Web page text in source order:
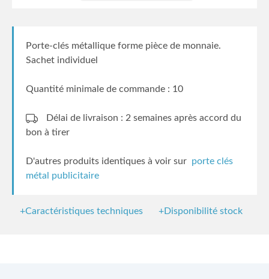
Porte-clés métallique forme pièce de monnaie.
Sachet individuel
Quantité minimale de commande : 10
Délai de livraison : 2 semaines après accord du
bon à tirer
D'autres produits identiques à voir sur porte clés
métal publicitaire
+Caractéristiques techniques +Disponibilité stock